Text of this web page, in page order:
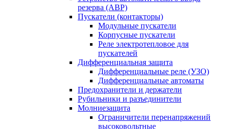
резерва (АВР)
Пускатели (контакторы)
Модульные пускатели
Корпусные пускатели
Реле электротепловое для
пускателей
Дифференциальная защита
Дифференциальные реле (УЗО)
Дифференциальные автоматы
Предохранители и держатели
Рубильники и разъединители
Молниезащита
Ограничители перенапряжений
высоковольтные